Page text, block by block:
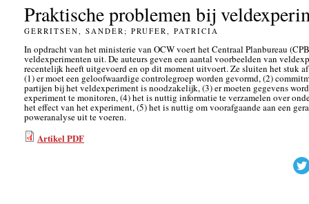
Praktische problemen bij
GERRITSEN, SANDER; PRUFER, PATRICIA
In opdracht van het ministerie van OCW voert het Centraal Planbureau
veldexperimenten uit. De auteurs geven een aantal voorbeelden van
recentelijk heeft uitgevoerd en op dit moment uitvoert. Ze sluiten het stuk
(1) er moet een geloofwaardige controlegroep worden gevormd, (2)
partijen bij het veldexperiment is noodzakelijk, (3) er moeten gegevens
experiment te monitoren, (4) het is nuttig informatie te verzamelen over
het effect van het experiment, (5) het is nuttig om voorafgaande aan een
poweranalyse uit te voeren.
Artikel PDF